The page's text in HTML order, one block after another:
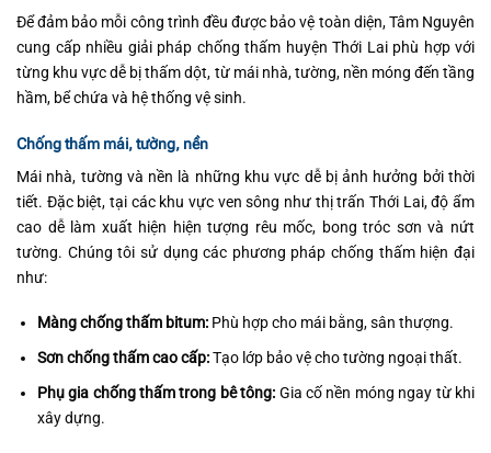
Để đảm bảo mỗi công trình đều được bảo vệ toàn diện, Tâm Nguyên
cung cấp nhiều giải pháp chống thấm huyện Thới Lai phù hợp với
từng khu vực dễ bị thấm dột, từ mái nhà, tường, nền móng đến tầng
hầm, bể chứa và hệ thống vệ sinh.
Chống thấm mái, tường, nền
Mái nhà, tường và nền là những khu vực dễ bị ảnh hưởng bởi thời
tiết. Đặc biệt, tại các khu vực ven sông như thị trấn Thới Lai, độ ẩm
cao dễ làm xuất hiện hiện tượng rêu mốc, bong tróc sơn và nứt
tường. Chúng tôi sử dụng các phương pháp chống thấm hiện đại
như:
Màng chống thấm bitum:Phù hợp cho mái bằng, sân thượng.
Sơn chống thấm cao cấp:Tạo lớp bảo vệ cho tường ngoại thất.
Phụ gia chống thấm trong bê tông: Gia cố nền móng ngay từ khi
xây dựng.